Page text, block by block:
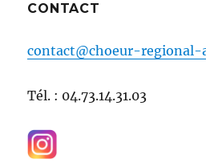
CONTACT
contact@choeur-regional-
Tél. : 04.73.14.31.03